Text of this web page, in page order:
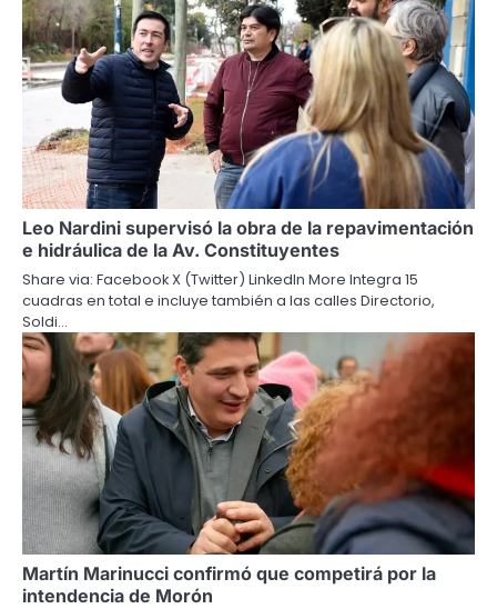
Leo Nardini supervisó la obra de la repavimentación
e hidráulica de la Av. Constituyentes
Share via: Facebook X (Twitter) LinkedIn More Integra 15
cuadras en total e incluye también a las calles Directorio,
Soldi…
Martín Marinucci confirmó que competirá por la
intendencia de Morón